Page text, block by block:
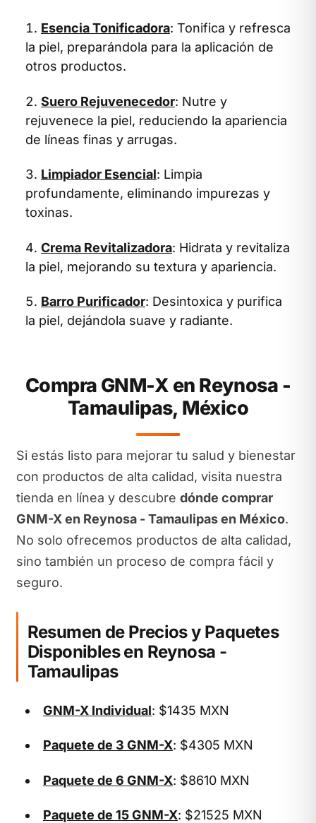
Esencia Tonificadora: Tonifica y refresca
la piel, preparándola para la aplicación de
otros productos.
Suero Rejuvenecedor: Nutre y
rejuvenece la piel, reduciendo la apariencia
de líneas finas y arrugas.
Limpiador Esencial: Limpia
profundamente, eliminando impurezas y
toxinas.
Crema Revitalizadora: Hidrata y revitaliza
la piel, mejorando su textura y apariencia.
Barro Purificador: Desintoxica y purifica
la piel, dejándola suave y radiante.
Compra GNM-X en Reynosa -
Tamaulipas, México
Si estás listo para mejorar tu salud y bienestar
con productos de alta calidad, visita nuestra
tienda en línea y descubre dónde comprar
GNM-X en Reynosa - Tamaulipas en México.
No solo ofrecemos productos de alta calidad,
sino también un proceso de compra fácil y
seguro.
Resumen de Precios y Paquetes
Disponibles en Reynosa -
Tamaulipas
GNM-X Individual: $1435 MXN
Paquete de 3 GNM-X: $4305 MXN
Paquete de 6 GNM-X: $8610 MXN
Paquete de 15 GNM-X: $21525 MXN